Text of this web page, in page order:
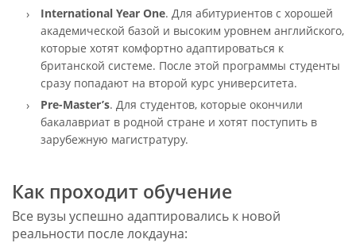
International Year One. Для абитуриентов с хорошей
академической базой и высоким уровнем английского,
которые хотят комфортно адаптироваться к
британской системе. После этой программы студенты
сразу попадают на второй курс университета.
Pre-Master’s. Для студентов, которые окончили
бакалавриат в родной стране и хотят поступить в
зарубежную магистратуру.
Как проходит обучение
Все вузы успешно адаптировались к новой
реальности после локдауна: